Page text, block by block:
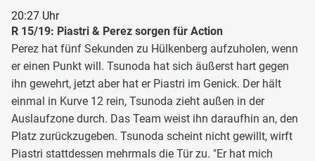
20:27 Uhr
R 15/19: Piastri & Perez sorgen für Action
Perez hat fünf Sekunden zu Hülkenberg aufzuholen, wenn
er einen Punkt will. Tsunoda hat sich äußerst hart gegen
ihn gewehrt, jetzt aber hat er Piastri im Genick. Der hält
einmal in Kurve 12 rein, Tsunoda zieht außen in der
Auslaufzone durch. Das Team weist ihn daraufhin an, den
Platz zurückzugeben. Tsunoda scheint nicht gewillt, wirft
Piastri stattdessen mehrmals die Tür zu. "Er hat mich